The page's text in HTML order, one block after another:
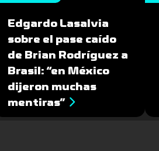
Edgardo Lasalvia
sobre el pase caído
de Brian Rodríguez a
Brasil: “en México
dijeron muchas
mentiras”